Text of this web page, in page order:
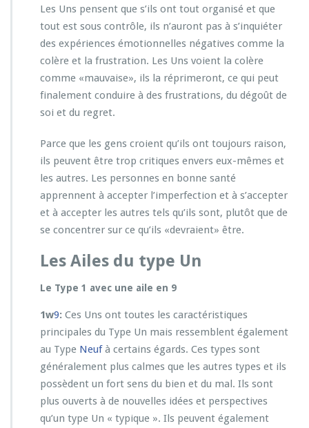
Les Uns pensent que s’ils ont tout organisé et que
tout est sous contrôle, ils n’auront pas à s’inquiéter
des expériences émotionnelles négatives comme la
colère et la frustration. Les Uns voient la colère
comme «mauvaise», ils la réprimeront, ce qui peut
finalement conduire à des frustrations, du dégoût de
soi et du regret.
Parce que les gens croient qu’ils ont toujours raison,
ils peuvent être trop critiques envers eux-mêmes et
les autres. Les personnes en bonne santé
apprennent à accepter l’imperfection et à s’accepter
et à accepter les autres tels qu’ils sont, plutôt que de
se concentrer sur ce qu’ils «devraient» être.
Les Ailes du type Un
Le Type 1 avec une aile en 9
1w9: Ces Uns ont toutes les caractéristiques
principales du Type Un mais ressemblent également
au Type Neufà certains égards. Ces types sont
généralement plus calmes que les autres types et ils
possèdent un fort sens du bien et du mal. Ils sont
plus ouverts à de nouvelles idées et perspectives
qu’un type Un « typique ». Ils peuvent également